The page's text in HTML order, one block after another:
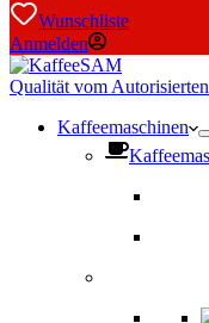
Wunschliste
Anmelden
Qualität vom
Kaffeemaschinen